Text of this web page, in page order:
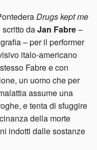
Drugs kept me
daJan Fabre–
– per il performer
italo-americano
Fabre e con
un uomo che per
assume una
e tenta di sfuggire
della morte
indotti dalle sostanze